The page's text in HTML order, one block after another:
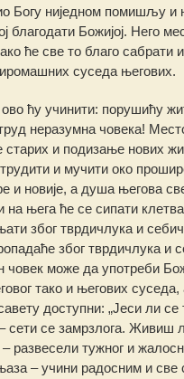
Богу ниједном помишљу и
благодати Божијој. Него
ће све то благо сабрати
суседа његових.
ћу учинити: порушићу
неразумна човека!
и подизање нових
и мучити око
и новије, а душа његова
на њега ће се сипати
због тврдичлука и
због тврдичлука и
човек може да употреби
тако и његових
доступни: „Јеси ли
– сети се замрзлога.
– развесели тужног и
– учини радосним и